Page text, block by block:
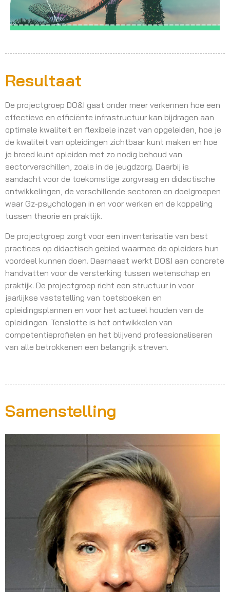
Resultaat
De projectgroep DO&I gaat onder meer verkennen hoe een
effectieve en efficiënte infrastructuur kan bijdragen aan
optimale kwaliteit en flexibele inzet van opgeleiden, hoe je
de kwaliteit van opleidingen zichtbaar kunt maken en hoe
je breed kunt opleiden met zo nodig behoud van
sectorverschillen, zoals in de jeugdzorg. Daarbij is
aandacht voor de toekomstige zorgvraag en didactische
ontwikkelingen, de verschillende sectoren en doelgroepen
waar Gz-psychologen in en voor werken en de koppeling
tussen theorie en praktijk.
De projectgroep zorgt voor een inventarisatie van best
practices op didactisch gebied waarmee de opleiders hun
voordeel kunnen doen. Daarnaast werkt DO&I aan concrete
handvatten voor de versterking tussen wetenschap en
praktijk. De projectgroep richt een structuur in voor
jaarlijkse vaststelling van toetsboeken en
opleidingsplannen en voor het actueel houden van de
opleidingen. Tenslotte is het ontwikkelen van
competentieprofielen en het blijvend professionaliseren
van alle betrokkenen een belangrijk streven.
Samenstelling